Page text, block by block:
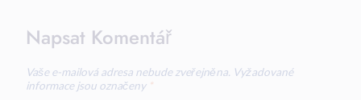
Napsat Komentář
Vaše e-mailová adresa nebude zveřejněna. Vyžadované
informace jsou označeny *